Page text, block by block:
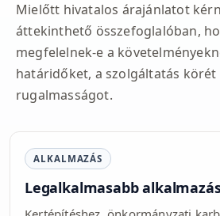
Mielőtt hivatalos árajánlatot
áttekinthető összefoglalóban,
megfelelnek-e a
határidőket, a szolgáltatás
rugalmasságot.
ALKALMAZÁS
Legalkalmasabb